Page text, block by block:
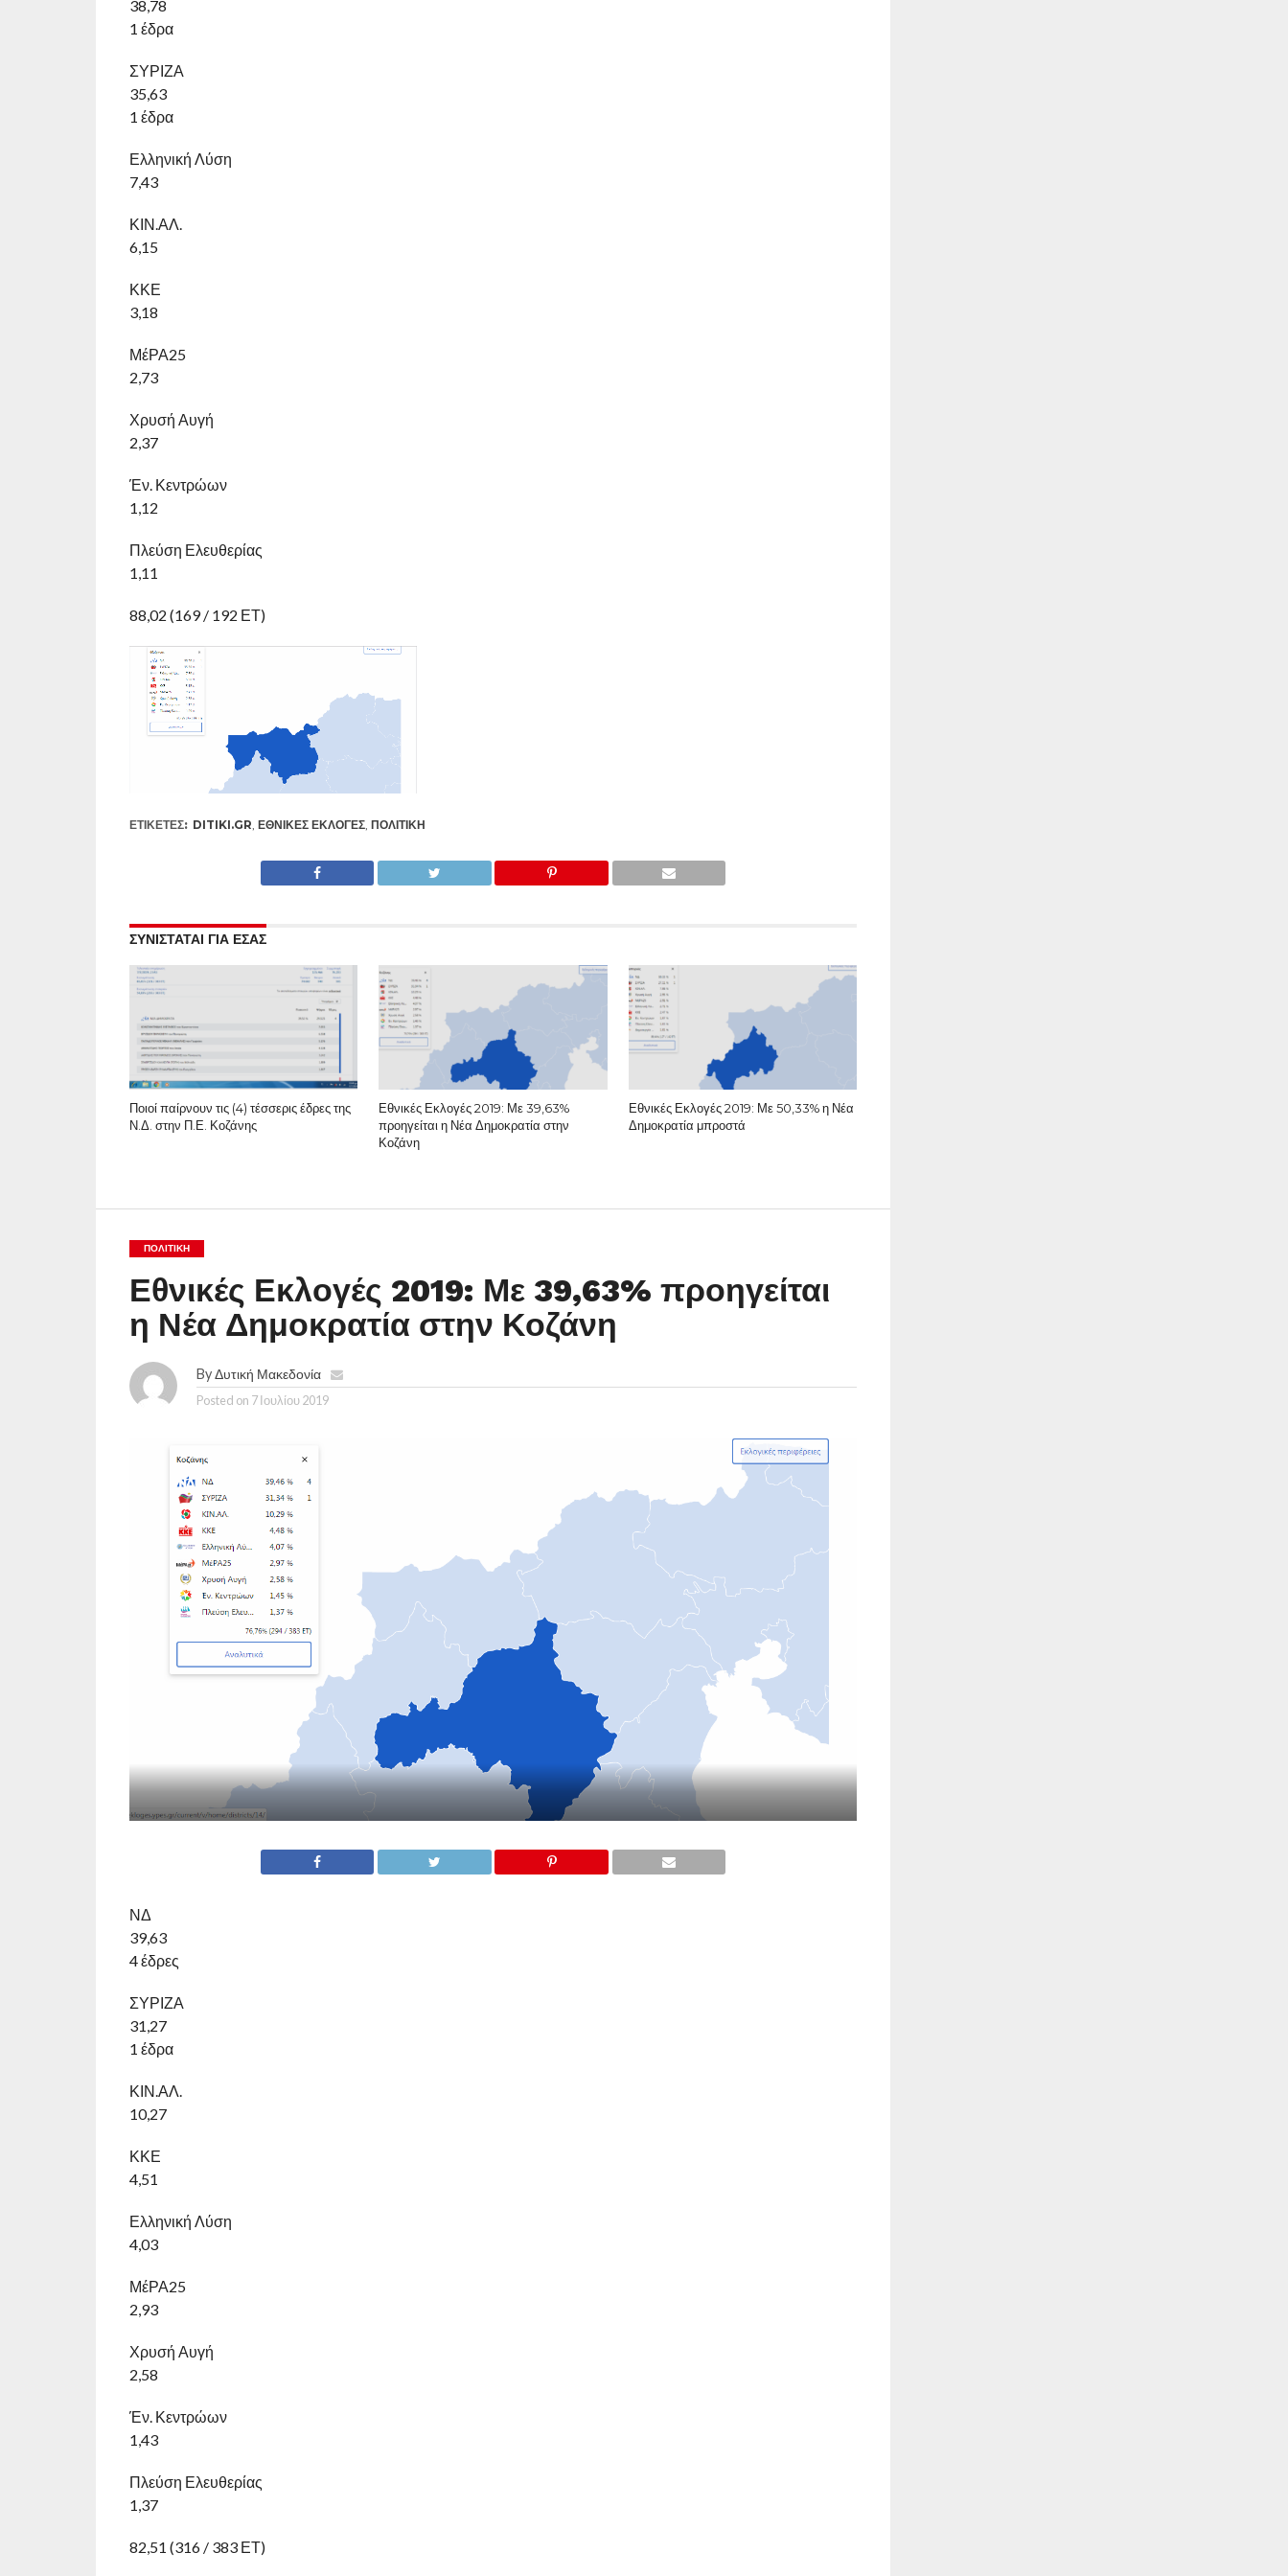
38,78
1 έδρα
ΣΥΡΙΖΑ
35,63
1 έδρα
Ελληνική Λύση
7,43
ΚΙΝ.ΑΛ.
6,15
ΚΚΕ
3,18
ΜέΡΑ25
2,73
Χρυσή Αυγή
2,37
Έν. Κεντρώων
1,12
Πλεύση Ελευθερίας
1,11
88,02 (169 / 192 ΕΤ)
ΕΤΙΚΕΤΕΣ: DITIKI.GR ΕΘΝΙΚΈΣ ΕΚΛΟΓΈΣ, ΠΟΛΙΤΙΚΉ
ΣΥΝΙΣΤΑΤΑΙ ΓΙΑ ΕΣΑΣ
Ποιοί παίρνουν τις (4) τέσσερις έδρες της
Ν.Δ. στην Π.Ε. Κοζάνης
Εθνικές Εκλογές 2019: Με 39,63%
προηγείται η Νέα Δημοκρατία στην
Κοζάνη
Εθνικές Εκλογές 2019: Με 50,33% η Νέα
Δημοκρατία μπροστά
ΠΟΛΙΤΙΚΉ
Εθνικές Εκλογές 2019: Με 39,63% προηγείται
η Νέα Δημοκρατία στην Κοζάνη
ByΔυτική Μακεδονία
Posted on 7 Ιουλίου 2019
ΝΔ
39,63
4 έδρες
ΣΥΡΙΖΑ
31,27
1 έδρα
ΚΙΝ.ΑΛ.
10,27
ΚΚΕ
4,51
Ελληνική Λύση
4,03
ΜέΡΑ25
2,93
Χρυσή Αυγή
2,58
Έν. Κεντρώων
1,43
Πλεύση Ελευθερίας
1,37
82,51 (316 / 383 ΕΤ)